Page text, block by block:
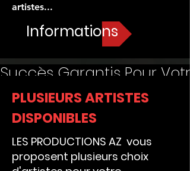
artistes...
Informations
Succès Garantis Pour
PLUSIEURS ARTISTES
DISPONIBLES
LES PRODUCTIONS AZ vous
proposent plusieurs choix